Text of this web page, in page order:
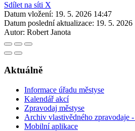
Sdílet na síti X
Datum vložení: 19. 5. 2026 14:47
Datum poslední aktualizace: 19. 5. 2026
Autor: Robert Janota
Aktuálně
Informace úřadu městyse
Kalendář akcí
Zpravodaj městyse
Archiv vlastivědného zpravodaje
Mobilní aplikace